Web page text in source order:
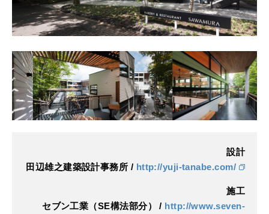
設計
田辺雄之建築設計事務所 / http://yuji-tanabe.com/
施工
セブン工業（SE構法部分） / http://www.seven-